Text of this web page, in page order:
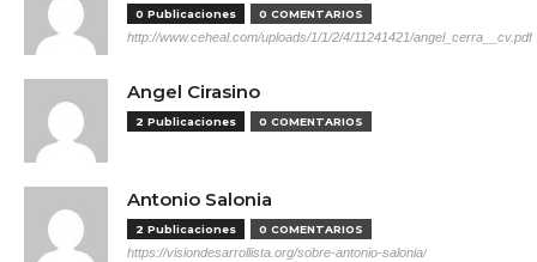
0 Publicaciones 0 COMENTARIOS
http://www.ceheal.com/uploads/1/1/2/4/11241421/angel_cerra__cv.pdf
Angel Cirasino
2 Publicaciones 0 COMENTARIOS
Antonio Salonia
2 Publicaciones 0 COMENTARIOS
https://visiondesarrollista.org/sobre-antonio-salonia/